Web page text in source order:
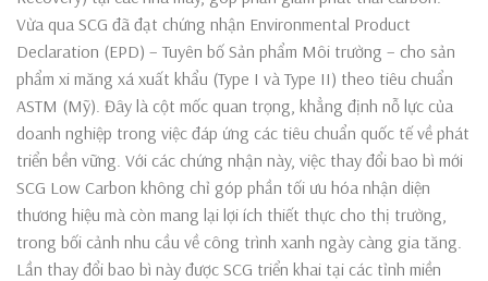
Vừa qua SCG đã đạt chứng nhận Environmental Product
Declaration (EPD) – Tuyên bố Sản phẩm Môi trường – cho sản
phẩm xi măng xá xuất khẩu (Type I và Type II) theo tiêu chuẩn
ASTM (Mỹ). Đây là cột mốc quan trọng, khẳng định nỗ lực của
doanh nghiệp trong việc đáp ứng các tiêu chuẩn quốc tế về phát
triển bền vững. Với các chứng nhận này, việc thay đổi bao bì mới
SCG Low Carbon không chỉ góp phần tối ưu hóa nhận diện
thương hiệu mà còn mang lại lợi ích thiết thực cho thị trường,
trong bối cảnh nhu cầu về công trình xanh ngày càng gia tăng.
Lần thay đổi bao bì này được SCG triển khai tại các tỉnh miền